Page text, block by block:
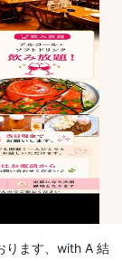
ります、with A 結